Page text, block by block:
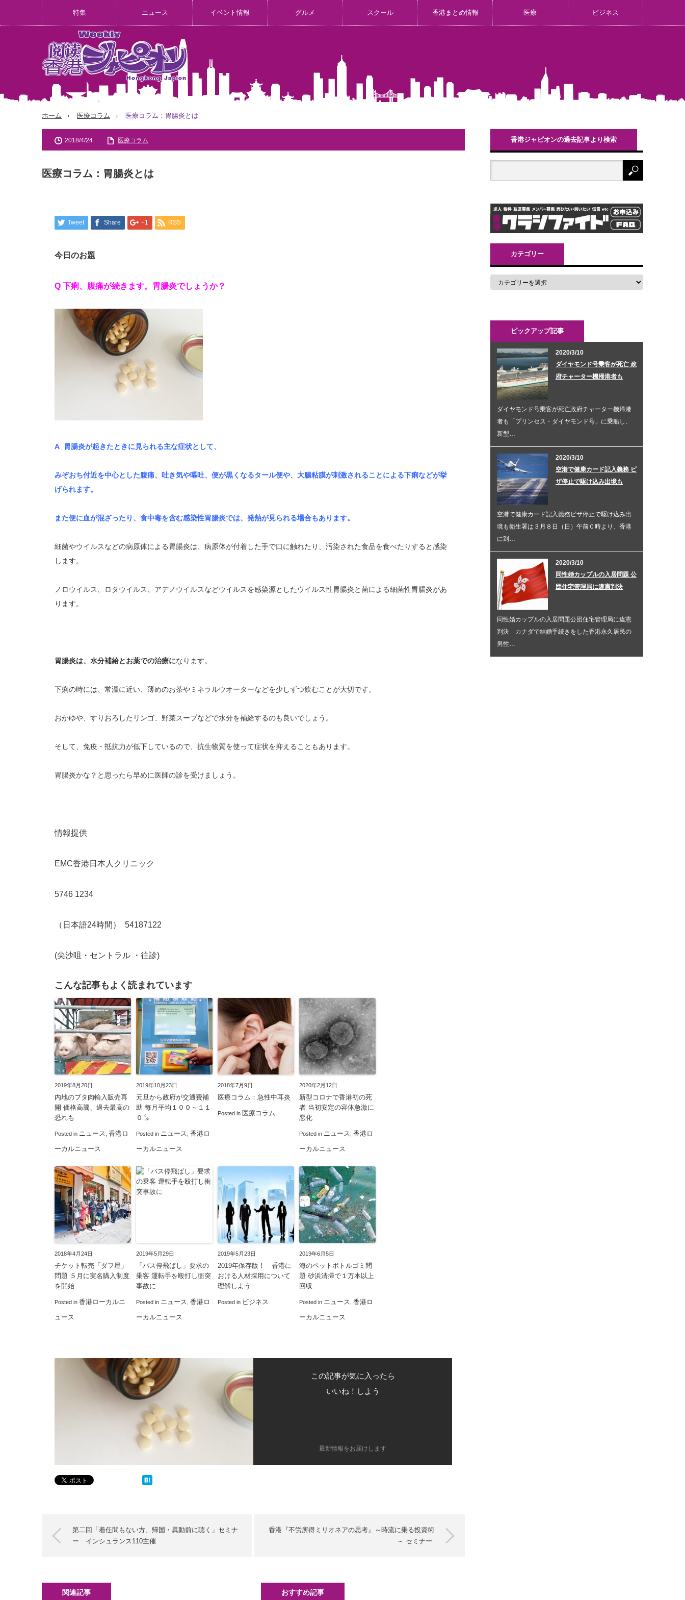
特集 ニュース イベント情報 グルメ スクール 香港まとめ情報 医療 ビジネス
ホーム 医療コラム 医療コラム：胃腸炎とは
2018/4/24 医療コラム
医療コラム：胃腸炎とは
Tweet Share +1 RSS
今日のお題
Q 下痢、腹痛が続きます。胃腸炎でしょうか？
A 胃腸炎が起きたときに見られる主な症状として、
みぞおち付近を中心とした腹痛、吐き気や嘔吐、便が黒くなるタール便や、大腸粘膜が刺激されることによる下痢などが挙
げられます。
また便に血が混ざったり、食中毒を含む感染性胃腸炎では、発熱が見られる場合もあります。
細菌やウイルスなどの病原体による胃腸炎は、病原体が付着した手で口に触れたり、汚染された食品を食べたりすると感染
します。
ノロウイルス、ロタウイルス、アデノウイルスなどウイルスを感染源としたウイルス性胃腸炎と菌による細菌性胃腸炎があ
ります。
胃腸炎は、水分補給とお薬での治療になります。
下痢の時には、常温に近い、薄めのお茶やミネラルウオーターなどを少しずつ飲むことが大切です。
おかゆや、すりおろしたリンゴ、野菜スープなどで水分を補給するのも良いでしょう。
そして、免疫・抵抗力が低下しているので、抗生物質を使って症状を抑えることもあります。
胃腸炎かな？と思ったら早めに医師の診を受けましょう。
情報提供
EMC香港日本人クリニック
5746 1234
（日本語24時間） 54187122
(尖沙咀・セントラル ・往診)
こんな記事もよく読まれています
2019年8月20日
内地のブタ肉輸入販売再
開 価格高騰、過去最高の
恐れも
Posted in ニュース 香港ロ
ーカルニュース
2019年10月23日
元旦から政府が交通費補
助 毎月平均１００～１１
０㌦
Posted in ニュース 香港ロ
ーカルニュース
2018年7月9日
医療コラム：急性中耳炎
Posted in 医療コラム
2020年2月12日
新型コロナで香港初の死
者 当初安定の容体急激に
悪化
Posted in ニュース 香港ロ
ーカルニュース
2018年4月24日
チケット転売「ダフ屋」
問題 ５月に実名購入制度
を開始
Posted in 香港ローカルニ
ュース
2019年5月29日
「バス停飛ばし」要求の
乗客 運転手を殴打し衝突
事故に
Posted in ニュース 香港ロ
ーカルニュース
2019年5月23日
2019年保存版！ 香港に
おける人材採用について
理解しよう
Posted in ビジネス
2019年6月5日
海のペットボトルゴミ問
題 砂浜清掃で１万本以上
回収
Posted in ニュース 香港ロ
ーカルニュース
この記事が気に入ったら
いいね！しよう
最新情報をお届けします
第二回「着任間もない方、帰国・異動前に聴く」セミナ
ー インシュランス110主催
香港『不労所得ミリオネアの思考』～時流に乗る投資術
～ セミナー
関連記事 おすすめ記事
香港ジャピオンの過去記事より検索
カテゴリー
ピックアップ記事
2020/3/10
ダイヤモンド号乗客が死亡 政
府チャーター機帰港者も
ダイヤモンド号乗客が死亡政府チャーター機帰港
者も「プリンセス・ダイヤモンド号」に乗船し、
新型…
2020/3/10
空港で健康カード記入義務 ビ
ザ停止で駆け込み出境も
空港で健康カード記入義務ビザ停止で駆け込み出
境も衛生署は３月８日（日）午前０時より、香港
に到…
2020/3/10
同性婚カップルの入居問題 公
団住宅管理局に違憲判決
同性婚カップルの入居問題公団住宅管理局に違憲
判決 カナダで結婚手続きをした香港永久居民の
男性…